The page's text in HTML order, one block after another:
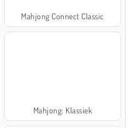
Mahjong Connect Classic
Mahjong: Klassiek